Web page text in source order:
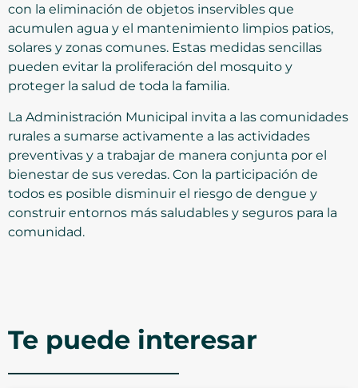
con la eliminación de objetos inservibles que
acumulen agua y el mantenimiento limpios patios,
solares y zonas comunes. Estas medidas sencillas
pueden evitar la proliferación del mosquito y
proteger la salud de toda la familia.
La Administración Municipal invita a las comunidades
rurales a sumarse activamente a las actividades
preventivas y a trabajar de manera conjunta por el
bienestar de sus veredas. Con la participación de
todos es posible disminuir el riesgo de dengue y
construir entornos más saludables y seguros para la
comunidad.
Te puede interesar